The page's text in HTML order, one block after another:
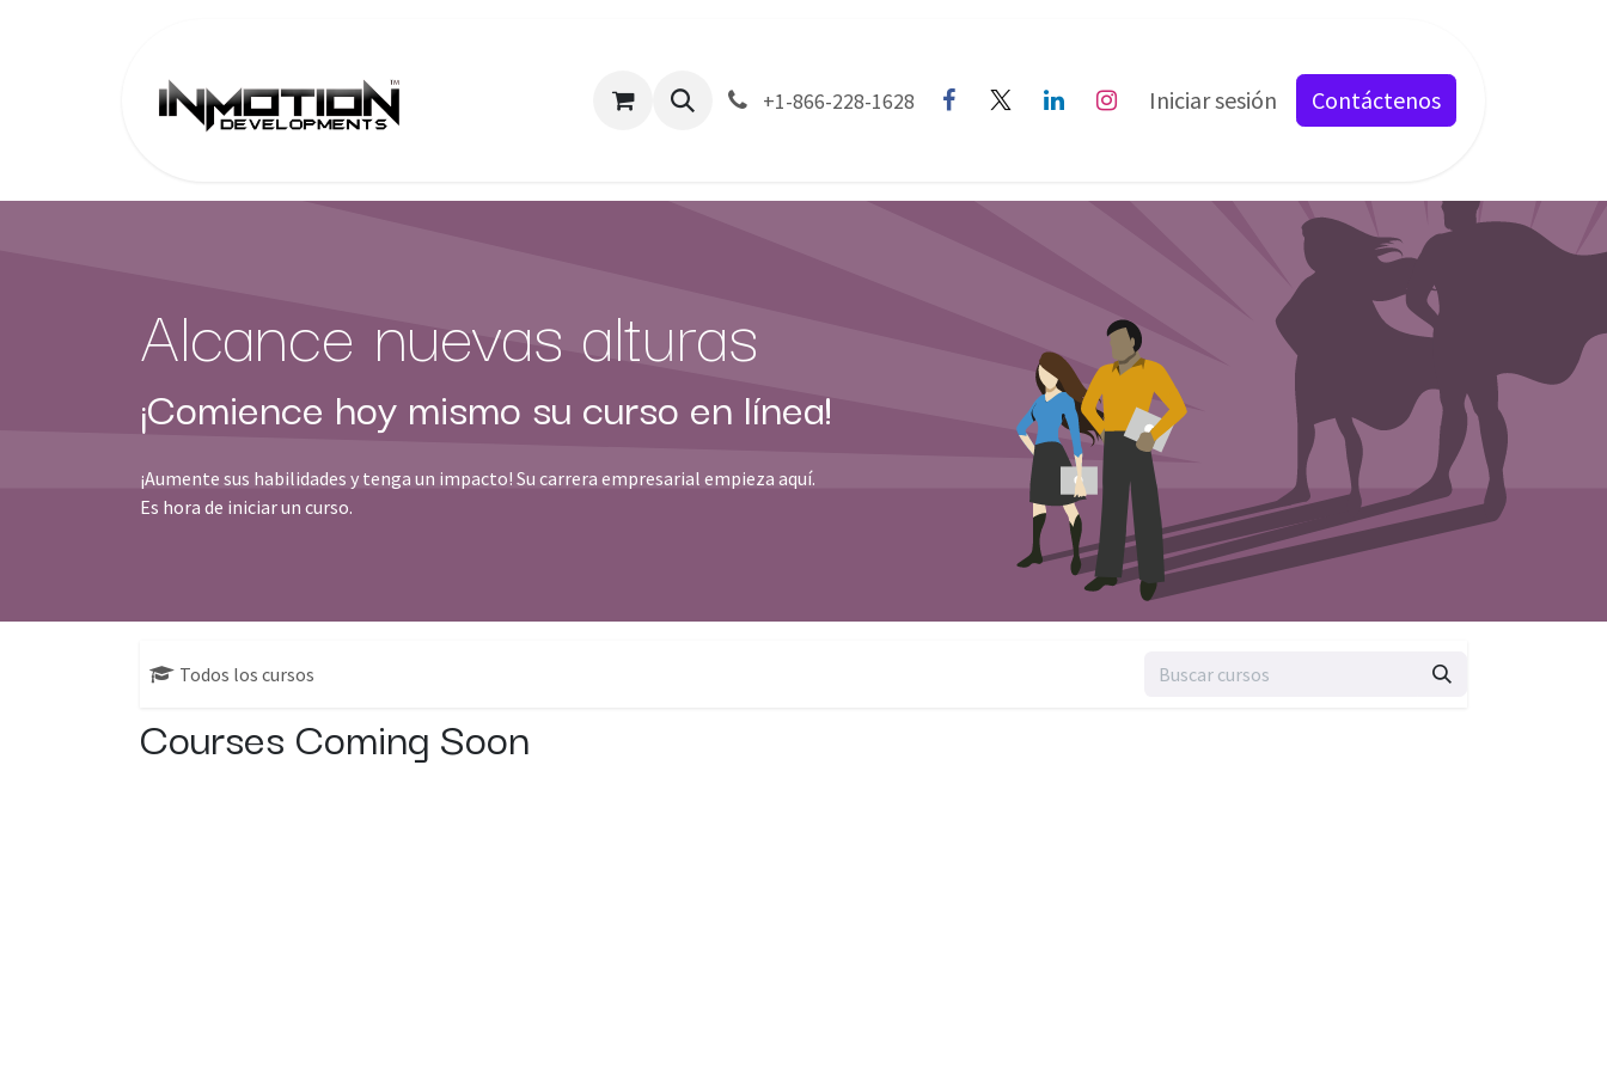
About Us Company Divisions Products Events Cursos Services
+1-866-228-1628 Iniciar sesión Contáctenos
Alcance nuevas alturas
¡Comience hoy mismo su curso en línea!
¡Aumente sus habilidades y tenga un impacto! Su carrera empresarial empieza aquí.
Es hora de iniciar un curso.
Todos los cursos
Courses Coming Soon